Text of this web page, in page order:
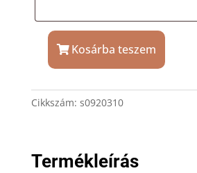
Waterman
Hemisphere
fém
arany
mennyiség
Kosárba teszem
Cikkszám: s0920310
Termékleírás